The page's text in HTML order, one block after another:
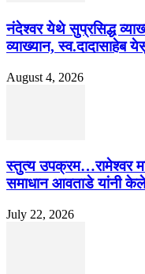
नंदेश्वर येथे सुप्रसिद्ध
व्याख्यान, स्व.दादासाहेब
August 4, 2026
स्तुत्य उपक्रम…रामेश्वर
समाधान आवताडे यांनी
July 22, 2026